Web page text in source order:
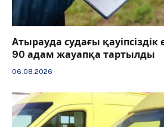
Атырауда судағы қауіпсіздік
90 адам жауапқа тартылды
06.08.2026